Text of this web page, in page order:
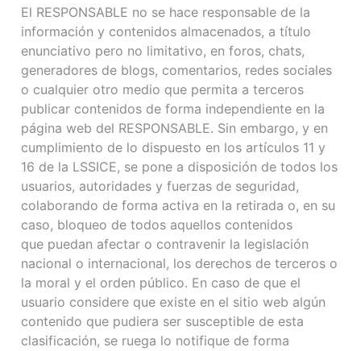
El RESPONSABLE no se hace responsable de la
información y contenidos almacenados, a título
enunciativo pero no limitativo, en foros, chats,
generadores de blogs, comentarios, redes sociales
o cualquier otro medio que permita a terceros
publicar contenidos de forma independiente en la
página web del RESPONSABLE. Sin embargo, y en
cumplimiento de lo dispuesto en los artículos 11 y
16 de la LSSICE, se pone a disposición de todos los
usuarios, autoridades y fuerzas de seguridad,
colaborando de forma activa en la retirada o, en su
caso, bloqueo de todos aquellos contenidos
que puedan afectar o contravenir la legislación
nacional o internacional, los derechos de terceros o
la moral y el orden público. En caso de que el
usuario considere que existe en el sitio web algún
contenido que pudiera ser susceptible de esta
clasificación, se ruega lo notifique de forma